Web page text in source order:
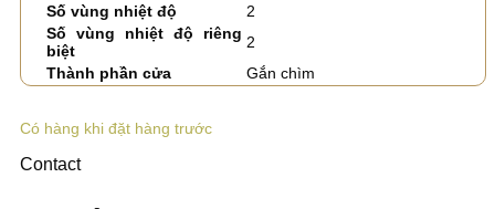
Số vùng nhiệt độ
2
Số vùng nhiệt độ riêng
biệt
2
Thành phần cửa
Gắn chìm
Có hàng khi đặt hàng trước
Contact